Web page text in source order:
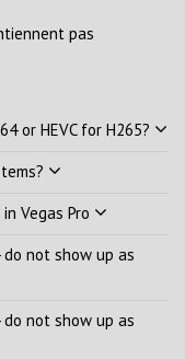
pas
or HEVC for H265?
Vegas Pro
do not show up as
do not show up as